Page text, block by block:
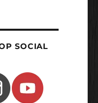
SOCIAL